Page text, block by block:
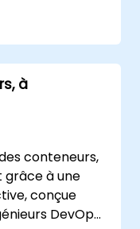
à
conteneurs,
grâce à une
conçue
DevOps